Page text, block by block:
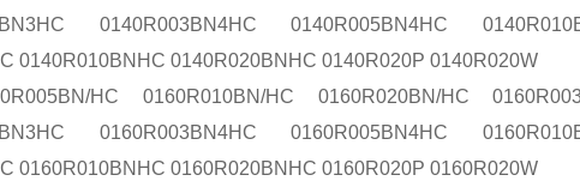
0140R003BN4HC 0140R005BN4HC
0140R010BNHC 0140R020BNHC 0140R020P 0140R020W
HC 0160R010BN/HC 0160R020BN/HC
0160R003BN4HC 0160R005BN4HC
0160R010BNHC 0160R020BNHC 0160R020P 0160R020W